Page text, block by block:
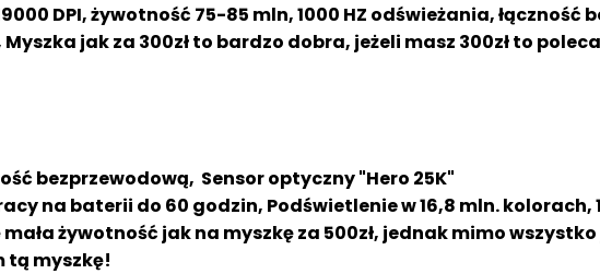
DPI, żywotność 75-85 mln, 1000 HZ odświeżania, łączność
jak za 300zł to bardzo dobra, jeżeli masz 300zł to
bezprzewodową, Sensor optyczny "Hero 25K"
na baterii do 60 godzin, Podświetlenie w 16,8 mln.
żywotność jak na myszkę za 500zł, jednak mimo
tą myszkę!